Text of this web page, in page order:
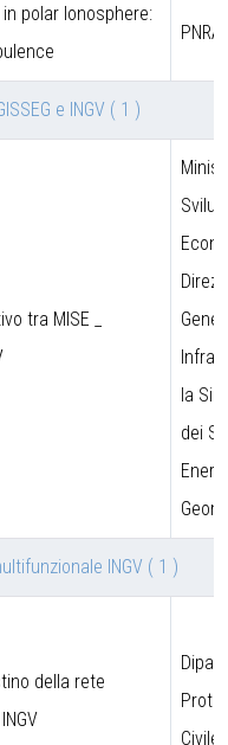
polar Ionosphere:
PNRA
e INGV ( 1 )
tra MISE _
la
dei
INGV ( 1 )
della rete
Civile